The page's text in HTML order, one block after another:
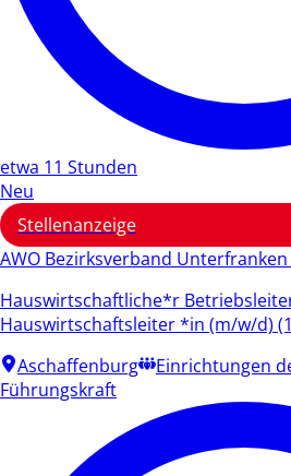
etwa 11 Stunden
Neu
Stellenanzeige
AWO Bezirksverband Unterfranken
Hauswirtschaftliche*r
Hauswirtschaftsleiter *in (m/w/d)
Aschaffenburg
Einrichtungen
Führungskraft